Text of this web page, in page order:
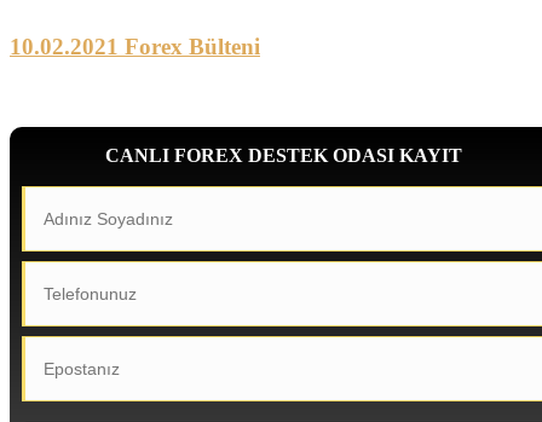
10.02.2021 Forex Bülteni
CANLI FOREX DESTEK ODASI KAYIT